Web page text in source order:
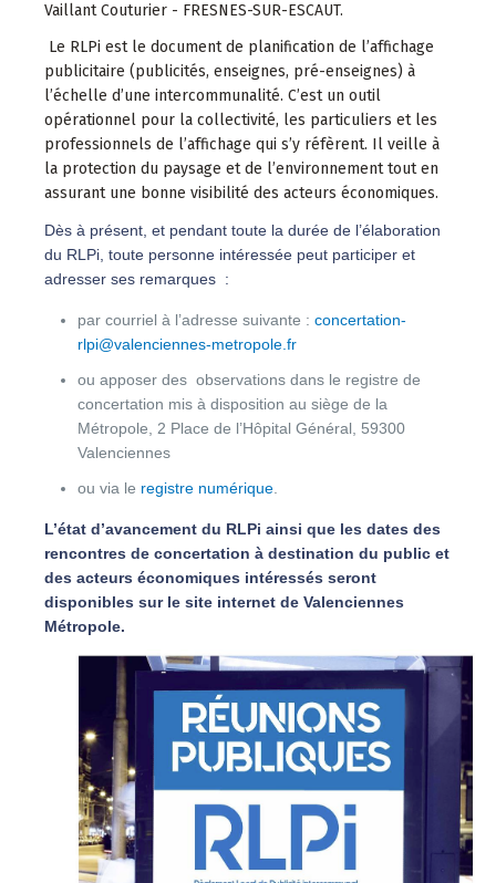
Vaillant Couturier - FRESNES-SUR-ESCAUT.
Le RLPi est le document de planification de l’affichage
publicitaire (publicités, enseignes, pré-enseignes) à
l’échelle d’une intercommunalité. C’est un outil
opérationnel pour la collectivité, les particuliers et les
professionnels de l’affichage qui s’y réfèrent. Il veille à
la protection du paysage et de l’environnement tout en
assurant une bonne visibilité des acteurs économiques.
Dès à présent, et pendant toute la durée de l’élaboration
du RLPi, toute personne intéressée peut participer et
adresser ses remarques :
par courriel à l’adresse suivante : concertation-
rlpi@valenciennes-metropole.fr
ou apposer des observations dans le registre de
concertation mis à disposition au siège de la
Métropole, 2 Place de l’Hôpital Général, 59300
Valenciennes
ou via le registre numérique.
L’état d’avancement du RLPi ainsi que les dates des
rencontres de concertation à destination du public et
des acteurs économiques intéressés seront
disponibles sur le site internet de Valenciennes
Métropole.